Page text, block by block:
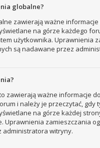
globalne?
zawierają ważne
na górze każdego
użytkownika. Uprawnienia
są nadawane przez
zawierają ważne informacje
i należy je przeczytać, gdy
na górze każdej
Uprawnienia zamieszczania
administratora witryny.